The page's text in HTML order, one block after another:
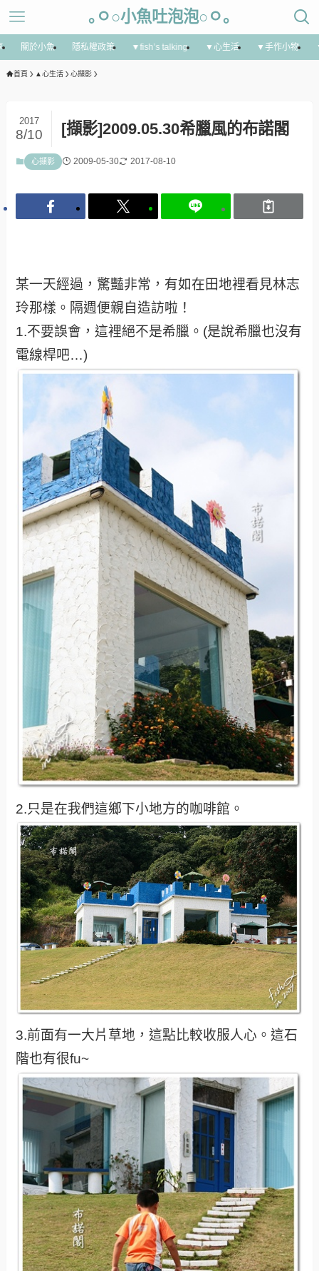
｡ㅇ○小魚吐泡泡○ㅇ｡
關於小魚 隱私權政策 ▼fish’s talking ▼心生活 ▼手作小物
首頁 ▲心生活 心擷影
[擷影]2009.05.30希臘風的布諾閣
2017
8/10
心擷影 2009-05-30 2017-08-10
某一天經過，驚豔非常，有如在田地裡看見林志
玲那樣。隔週便親自造訪啦！
1.不要誤會，這裡絕不是希臘。(是說希臘也沒有
電線桿吧…)
2.只是在我們這鄉下小地方的咖啡館。
3.前面有一大片草地，這點比較收服人心。這石
階也有很fu~